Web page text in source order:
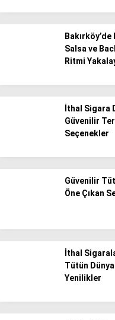
Bingöl
Bakırköy’de
Salsa ve
Ritmi
İthal Sigara
Güvenilir
Seçenekler
Güvenilir
Öne Çıkan
İthal
Tütün
Yenilikler